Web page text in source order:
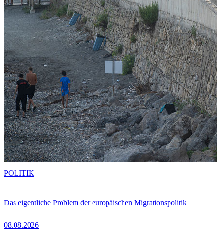
Das eigentliche Problem der europäischen Migrationspolitik
08.08.2026
POLITIK